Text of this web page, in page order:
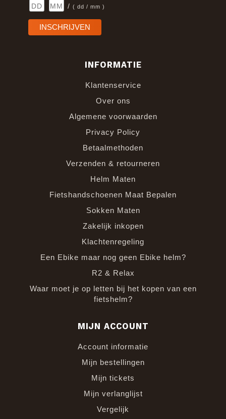
/ ( dd / mm )
INFORMATIE
Klantenservice
Over ons
Algemene voorwaarden
Privacy Policy
Betaalmethoden
Verzenden & retourneren
Helm Maten
Fietshandschoenen Maat Bepalen
Sokken Maten
Zakelijk inkopen
Klachtenregeling
Een Ebike maar nog geen Ebike helm?
R2 & Relax
Waar moet je op letten bij het kopen van een
fietshelm?
MIJN ACCOUNT
Account informatie
Mijn bestellingen
Mijn tickets
Mijn verlanglijst
Vergelijk